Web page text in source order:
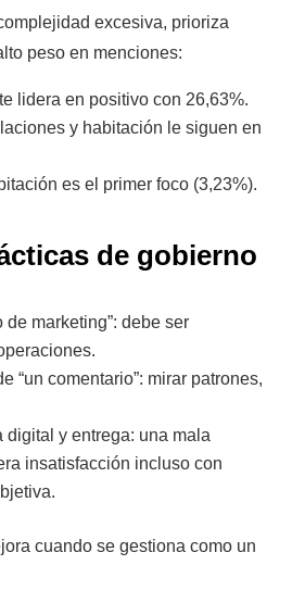
excesiva, prioriza
peso en menciones:
lidera en positivo con 26,63%.
y habitación le siguen en
es el primer foco (3,23%).
de gobierno
de marketing”: debe ser
“un comentario”: mirar patrones,
digital y entrega: una mala
insatisfacción incluso con
cuando se gestiona como un